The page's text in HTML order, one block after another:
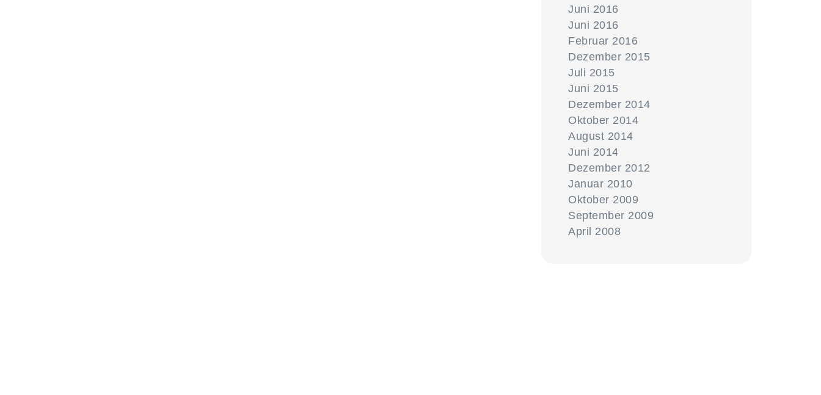
Juni 2016
Juni 2016
Februar 2016
Dezember 2015
Juli 2015
Juni 2015
Dezember 2014
Oktober 2014
August 2014
Juni 2014
Dezember 2012
Januar 2010
Oktober 2009
September 2009
April 2008